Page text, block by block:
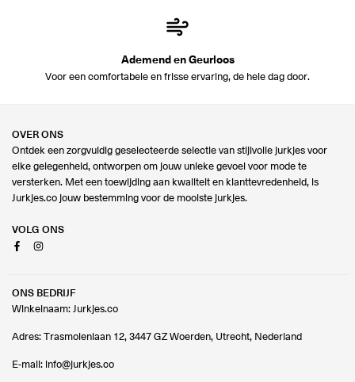
Ademend en Geurloos
Voor een comfortabele en frisse ervaring, de hele dag door.
OVER ONS
Ontdek een zorgvuldig geselecteerde selectie van stijlvolle jurkjes voor
elke gelegenheid, ontworpen om jouw unieke gevoel voor mode te
versterken. Met een toewijding aan kwaliteit en klanttevredenheid, is
Jurkjes.co jouw bestemming voor de mooiste jurkjes.
VOLG ONS
FacebookInstagram
ONS BEDRIJF
Winkelnaam: Jurkjes.co
Adres: Trasmolenlaan 12, 3447 GZ Woerden, Utrecht, Nederland
E-mail: info@jurkjes.co